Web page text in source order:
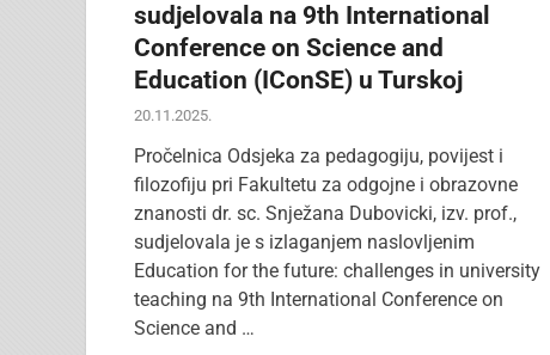
sudjelovala na 9th International
Conference on Science and
Education (IConSE) u Turskoj
20.11.2025.
Pročelnica Odsjeka za pedagogiju, povijest i
filozofiju pri Fakultetu za odgojne i obrazovne
znanosti dr. sc. Snježana Dubovicki, izv. prof.,
sudjelovala je s izlaganjem naslovljenim
Education for the future: challenges in university
teaching na 9th International Conference on
Science and …